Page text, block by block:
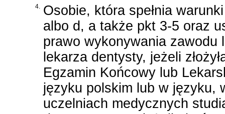
4. Osobie, która spełnia
albo d, a także pkt 3-5 oraz
prawo wykonywania zawodu
lekarza dentysty, jeżeli
Egzamin Końcowy lub
języku polskim lub w języku,
uczelniach medycznych